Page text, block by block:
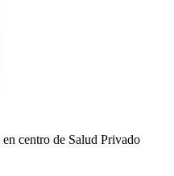
centro de Salud Privado